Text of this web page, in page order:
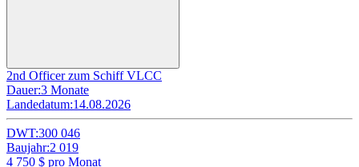
2nd Officer zum Schiff VLCC
Dauer:3 Monate
Landedatum:14.08.2026
DWT:300 046
Baujahr:2 019
4 750 $ pro Monat